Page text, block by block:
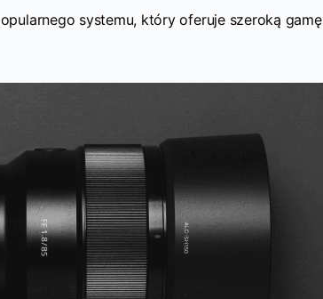
systemu, który oferuje szeroką gamę